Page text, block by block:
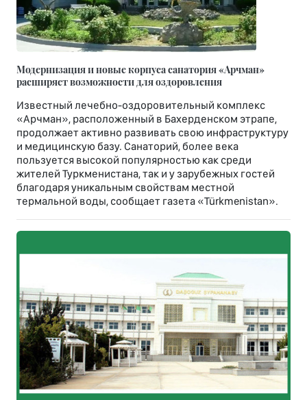
Модернизация и новые корпуса санатория «Арчман»
расширяет возможности для оздоровления
Известный лечебно-оздоровительный комплекс
«Арчман», расположенный в Бахерденском этрапе,
продолжает активно развивать свою инфраструктуру
и медицинскую базу. Санаторий, более века
пользуется высокой популярностью как среди
жителей Туркменистана, так и у зарубежных гостей
благодаря уникальным свойствам местной
термальной воды, сообщает газета «Türkmenistan».